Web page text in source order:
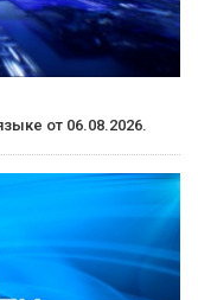
от 06.08.2026.